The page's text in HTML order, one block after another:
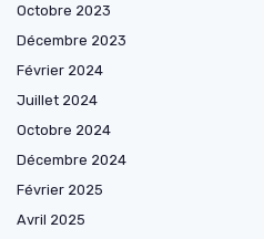
Octobre 2023
Décembre 2023
Février 2024
Juillet 2024
Octobre 2024
Décembre 2024
Février 2025
Avril 2025